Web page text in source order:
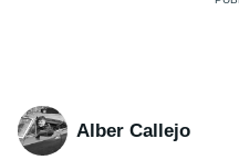
Alber Callejo